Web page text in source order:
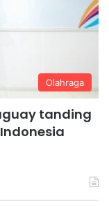
Olahraga
tanding